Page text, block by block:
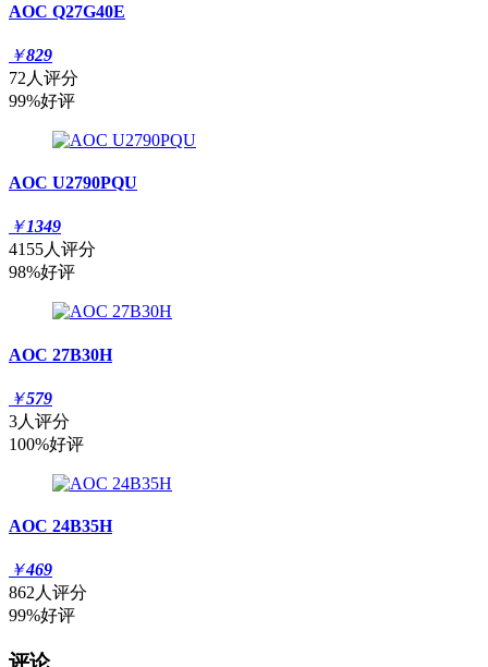
AOC Q27G40E
￥829
72人评分
99%好评
AOC U2790PQU
￥1349
4155人评分
98%好评
AOC 27B30H
￥579
3人评分
100%好评
AOC 24B35H
￥469
862人评分
99%好评
评论